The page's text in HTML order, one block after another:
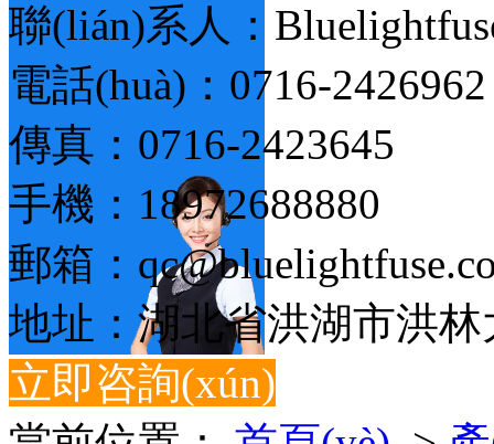
聯(lián)系人：
電話(huà)：0716-2426962
傳真：0716-2423645
手機：18972688880
郵箱：
地址：湖北省洪湖市洪林
立即咨詢(xún)